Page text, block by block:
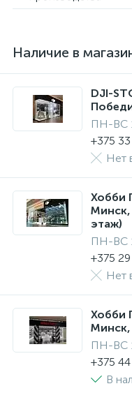
Наличие в
DJI-
ПН-ВС
+375
Нет
Хобби
Минск,
этаж)
ПН-ВС
+375
Нет
Хобби
Минск,
ПН-ВС
+375
В